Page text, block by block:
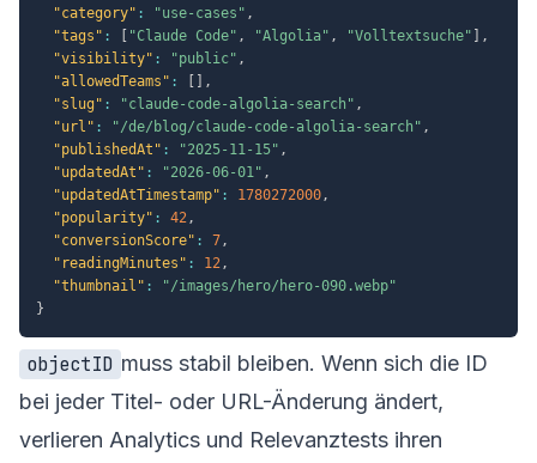
"category" : "use-cases" ,
"tags" : "Claude Code" , "Algolia" , "Volltextsuche"
,
"visibility" : "public" ,
"allowedTeams" :
,
"slug" : "claude-code-algolia-search" ,
"url" : "/de/blog/claude-code-algolia-search" ,
"publishedAt" : "2025-11-15" ,
"updatedAt" : "2026-06-01" ,
"updatedAtTimestamp" : 1780272000,
"popularity" : 42,
"conversionScore" : 7,
"readingMinutes" : 12,
"thumbnail" :
"/images/hero/hero-090.webp"
}
objectID muss stabil bleiben. Wenn sich die ID
bei jeder Titel- oder URL-Änderung ändert,
verlieren Analytics und Relevanztests ihren